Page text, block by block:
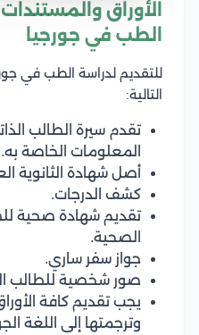
الأوراق
الطب في جورجيا
للتقديم لدراسة الطب في
التالية:
تقدم سيرة الطالب
المعلومات الخاصة به.
أصل شهادة الثانوية
كشف الدرجات.
تقديم شهادة صحية
الصحية.
جواز سفر ساري.
صور شخصية للطالب
يجب تقديم كافة
وترجمتها إلى اللغة